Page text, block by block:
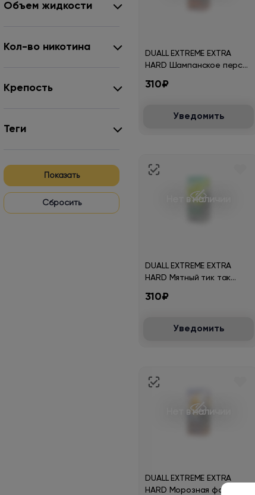
Объем жидкости
Кол-во никотина
Крепость
Теги
Показать
DUALL EXTREME EXTRA
HARD Шампанское персик
310₽
Уведомить
Нет в наличии
DUALL EXTREME EXTRA
HARD Мятный тик так
310₽
Уведомить
Нет в наличии
DUALL EXTREME EXTRA
HARD Морозная фанта